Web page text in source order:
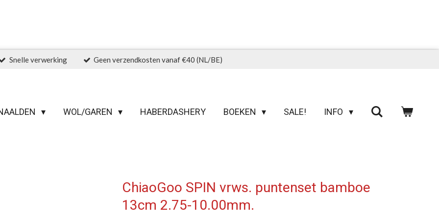
Snelle verwerking Geen verzendkosten vanaf €40 (NL/BE)
WOL/GAREN HABERDASHERY BOEKEN SALE! INFO
ChiaoGoo SPIN vrws. puntenset bamboe
13cm 2.75-10.00mm.